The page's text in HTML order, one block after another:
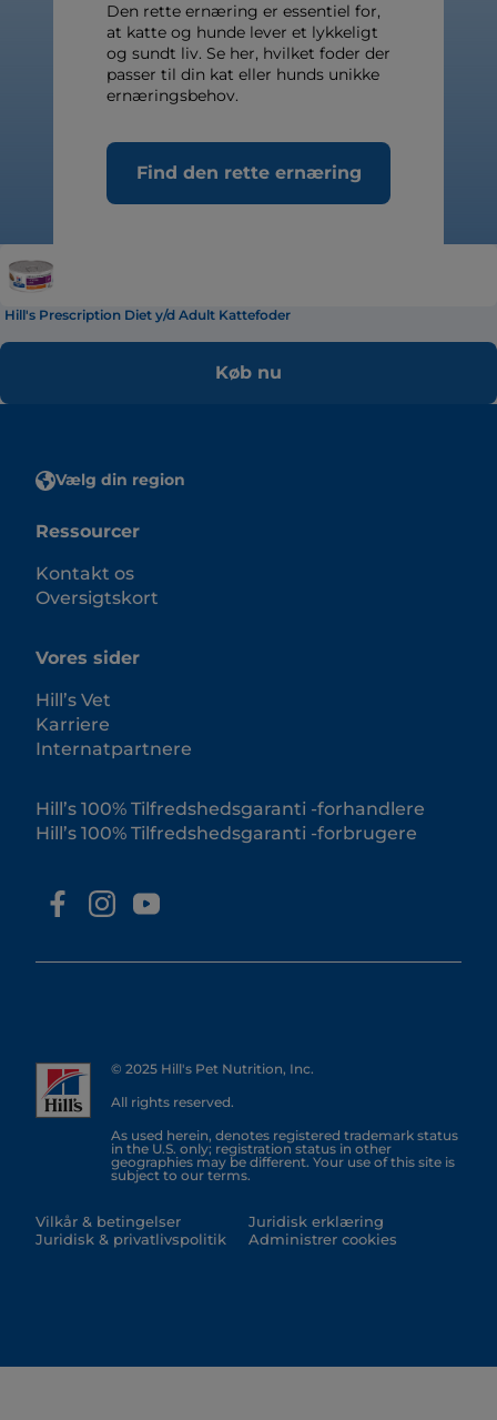
Den rette ernæring er essentiel for,
at katte og hunde lever et lykkeligt
og sundt liv. Se her, hvilket foder der
passer til din kat eller hunds unikke
ernæringsbehov.
Find den rette ernæring
Hill's Prescription Diet y/d Adult Kattefoder
Køb nu
Vælg din region
Ressourcer
Kontakt os
Oversigtskort
Vores sider
Hill’s Vet
Karriere
Internatpartnere
Hill’s 100% Tilfredshedsgaranti -forhandlere
Hill’s 100% Tilfredshedsgaranti -forbrugere
© 2025 Hill's Pet Nutrition, Inc.
All rights reserved.
As used herein, denotes registered trademark status
in the U.S. only; registration status in other
geographies may be different. Your use of this site is
subject to our terms.
Vilkår & betingelser
Juridisk & privatlivspolitik
Juridisk erklæring
Administrer cookies